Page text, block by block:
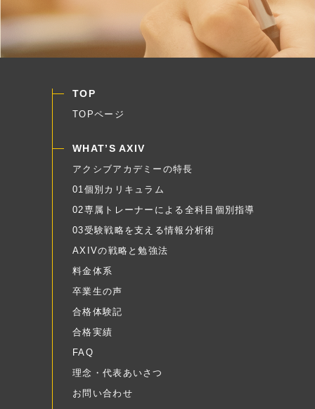
TOP
TOPページ
WHAT’S AXIV
アクシブアカデミーの特長
01個別カリキュラム
02専属トレーナーによる全科目個別指導
03受験戦略を支える情報分析術
AXIVの戦略と勉強法
料金体系
卒業生の声
合格体験記
合格実績
FAQ
理念・代表あいさつ
お問い合わせ